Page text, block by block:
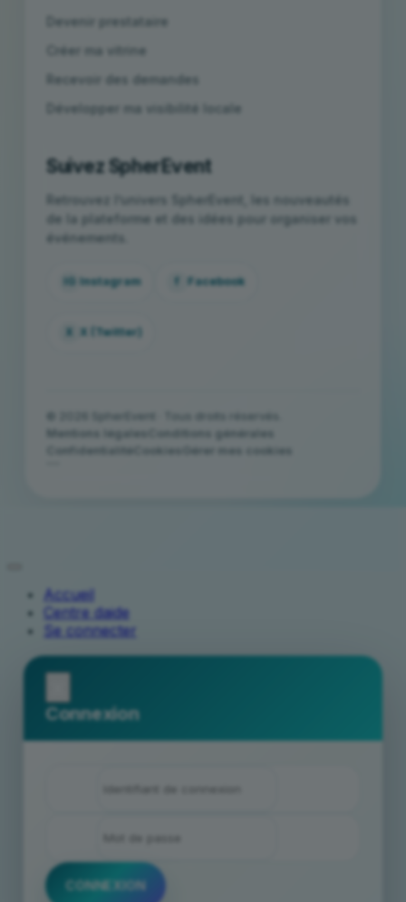
Devenir prestataire
Créer ma vitrine
Recevoir des demandes
Développer ma visibilité locale
Suivez SpherEvent
Retrouvez l’univers SpherEvent, les nouveautés
de la plateforme et des idées pour organiser vos
événements.
IG Instagram Facebook
X X (Twitter)
© 2026 SpherEvent · Tous droits réservés.
Mentions légales
Conditions générales
Confidentialité Cookies Gérer mes cookies
Accueil
Centre daide
Se connecter
Connexion